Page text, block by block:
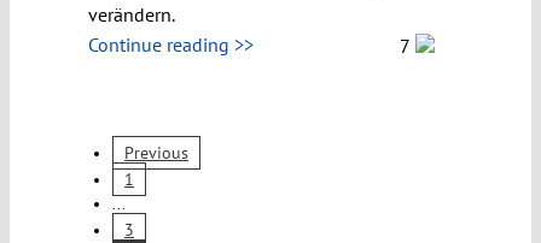
verändern.
Continue reading >>
7
Previous
1
...
3